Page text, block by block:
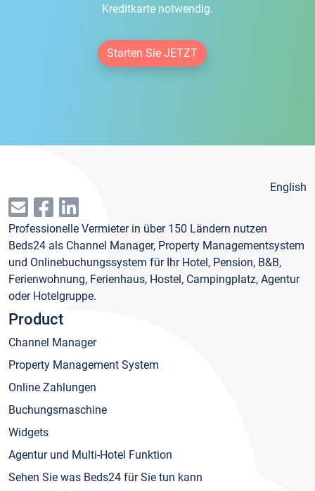
Kreditkarte notwendig.
Starten Sie JETZT
English
Professionelle Vermieter in über 150 Ländern nutzen
Beds24 als Channel Manager, Property Managementsystem
und Onlinebuchungssystem für Ihr Hotel, Pension, B&B,
Ferienwohnung, Ferienhaus, Hostel, Campingplatz, Agentur
oder Hotelgruppe.
Product
Channel Manager
Property Management System
Online Zahlungen
Buchungsmaschine
Widgets
Agentur und Multi-Hotel Funktion
Sehen Sie was Beds24 für Sie tun kann